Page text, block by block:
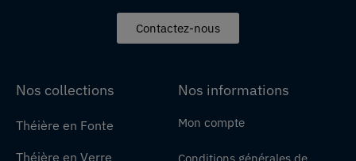
Contactez-nous
Nos collections
Théière en Fonte
Théière en Verre
Nos informations
Mon compte